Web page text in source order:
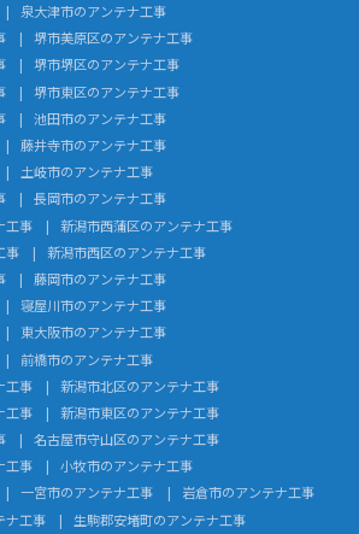
泉大津市のアンテナ工事
堺市美原区のアンテナ工事
堺市堺区のアンテナ工事
堺市東区のアンテナ工事
池田市のアンテナ工事
藤井寺市のアンテナ工事
土岐市のアンテナ工事
長岡市のアンテナ工事
工事
新潟市西蒲区のアンテナ工事
事
新潟市西区のアンテナ工事
藤岡市のアンテナ工事
寝屋川市のアンテナ工事
東大阪市のアンテナ工事
前橋市のアンテナ工事
工事
新潟市北区のアンテナ工事
工事
新潟市東区のアンテナ工事
名古屋市守山区のアンテナ工事
工事
小牧市のアンテナ工事
一宮市のアンテナ工事
岩倉市のアンテナ工事
ナ工事
生駒郡安堵町のアンテナ工事